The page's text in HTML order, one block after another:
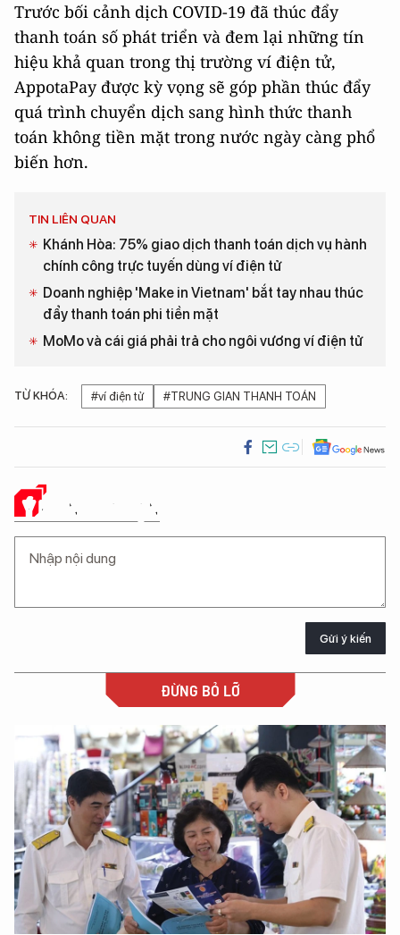
Trước bối cảnh dịch COVID-19 đã thúc đẩy
thanh toán số phát triển và đem lại những tín
hiệu khả quan trong thị trường ví điện tử,
AppotaPay được kỳ vọng sẽ góp phần thúc đẩy
quá trình chuyển dịch sang hình thức thanh
toán không tiền mặt trong nước ngày càng phổ
biến hơn.
TIN LIÊN QUAN
Khánh Hòa: 75% giao dịch thanh toán dịch vụ hành
chính công trực tuyến dùng ví điện tử
Doanh nghiệp 'Make in Vietnam' bắt tay nhau thúc
đẩy thanh toán phi tiền mặt
MoMo và cái giá phải trả cho ngôi vương ví điện tử
TỪ KHÓA: #ví điện tử #TRUNG GIAN THANH TOÁN
Ý KIẾN CỦA BẠN
Gửi ý kiến
ĐỪNG BỎ LỠ